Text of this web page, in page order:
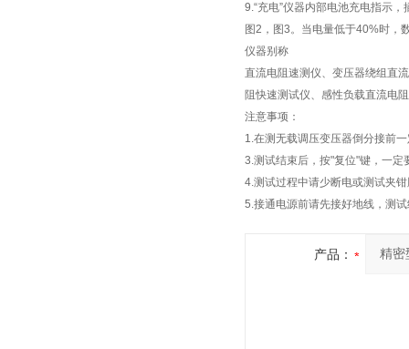
9.“充电”仪器内部电池充电指示
图2，图3。当电量低于40%时，
仪器别称
直流电阻速测仪、变压器绕组直
阻快速测试仪、感性负载直流电
注意事项：
1.在测无载调压变压器倒分接前
3.测试结束后，按"复位"键，一
4.测试过程中请少断电或测试夹
5.接通电源前请先接好地线，测
产品：